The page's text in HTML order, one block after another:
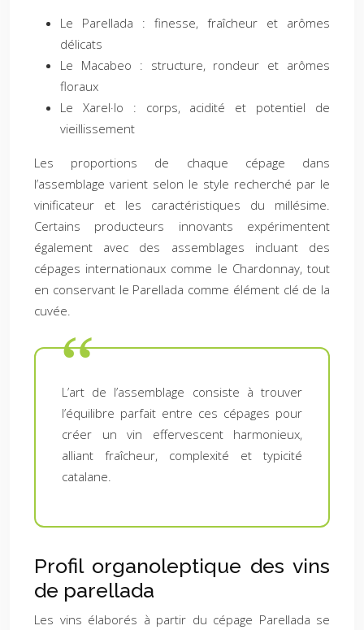
Le Parellada : finesse, fraîcheur et arômes
délicats
Le Macabeo : structure, rondeur et arômes
floraux
Le Xarel·lo : corps, acidité et potentiel de
vieillissement
Les proportions de chaque cépage dans
l’assemblage varient selon le style recherché par le
vinificateur et les caractéristiques du millésime.
Certains producteurs innovants expérimentent
également avec des assemblages incluant des
cépages internationaux comme le Chardonnay, tout
en conservant le Parellada comme élément clé de la
cuvée.
L’art de l’assemblage consiste à trouver
l’équilibre parfait entre ces cépages pour
créer un vin effervescent harmonieux,
alliant fraîcheur, complexité et typicité
catalane.
Profil organoleptique des vins
de parellada
Les vins élaborés à partir du cépage Parellada se